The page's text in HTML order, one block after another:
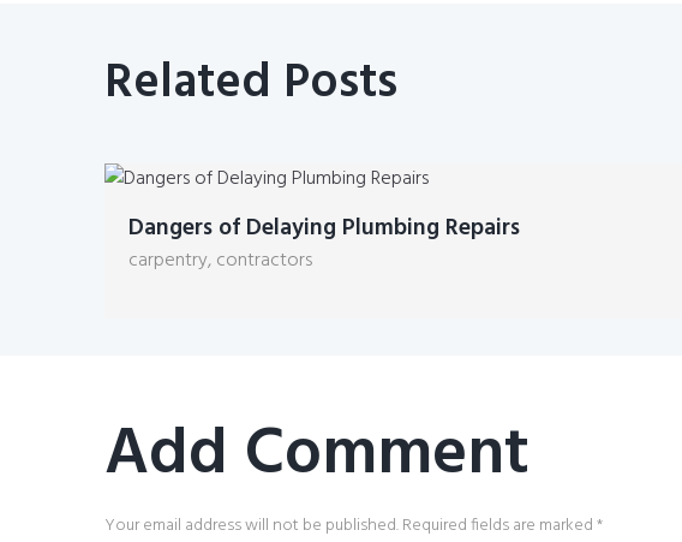
Related Posts
Dangers of Delaying Plumbing Repairs
carpentry,contractors
Add Comment
Your email address will not be published. Required fields are marked *